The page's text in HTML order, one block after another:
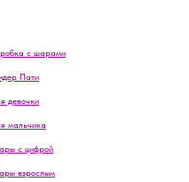
с шарами
Пати
девочки
мальчика
с цифрой
взрослым